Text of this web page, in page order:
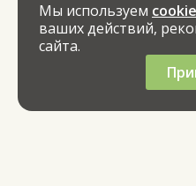
Мы используем
ваших действий,
сайта.